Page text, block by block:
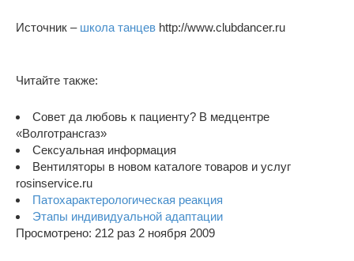
Источник – школа танцев http://www.clubdancer.ru
Читайте также:
Совет да любовь к пациенту? В медцентре
«Волготрансгаз»
Сексуальная информация
Вентиляторы в новом каталоге товаров и услуг
rosinservice.ru
Патохарактерологическая реакция
Этапы индивидуальной адаптации
Просмотрено: 212 раз 2 ноября 2009